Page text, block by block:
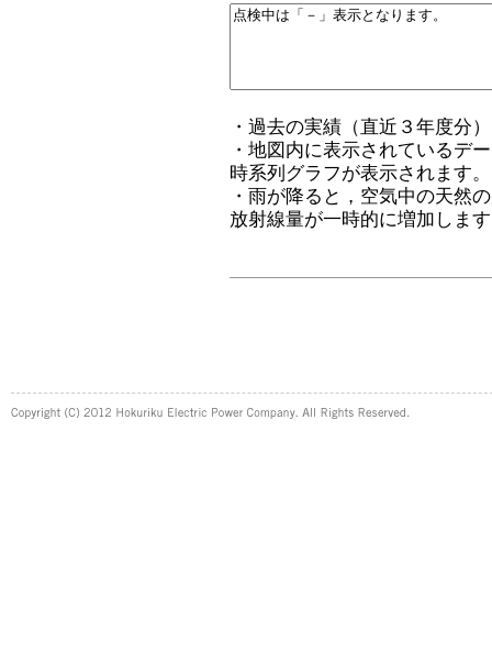
・過去の実績（直近３年度分
・地図内に表示されているデ
時系列グラフが表示されます。
・雨が降ると，空気中の天然
放射線量が一時的に増加しま